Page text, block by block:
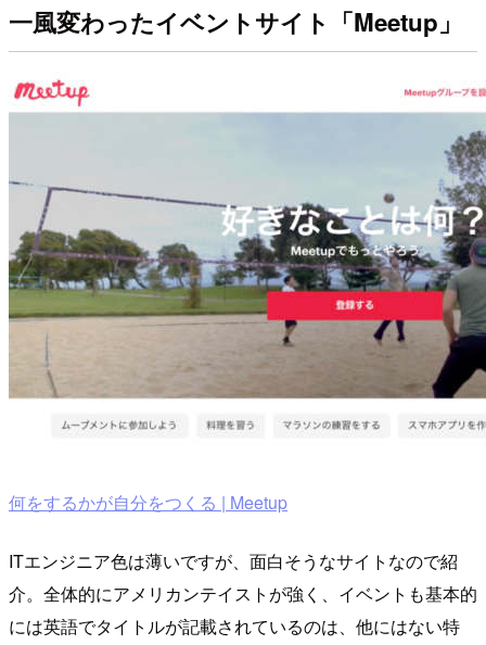
一風変わったイベントサイト「Meetup」
何をするかが自分をつくる | Meetup
ITエンジニア色は薄いですが、面白そうなサイトなので紹
介。全体的にアメリカンテイストが強く、イベントも基本的
には英語でタイトルが記載されているのは、他にはない特